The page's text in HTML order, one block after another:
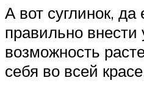
А вот суглинок,
правильно внести
возможность
себя во всей